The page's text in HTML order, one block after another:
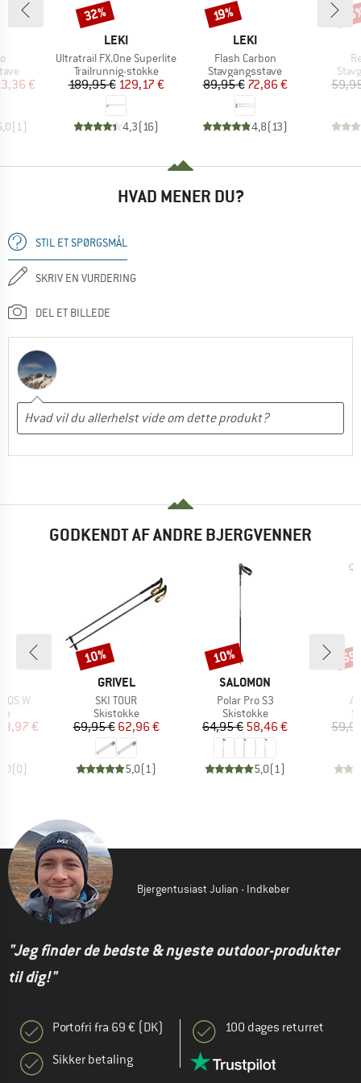
pris
€
(1 )
MÆRKE
LEKI
Artikel
Ultratrail FX.One Superlite
Produktgruppe
Trailrunnig-stokke
Pris
189,95 €Nedsat pris
129,17 €
4,3(16)
Rabat
32%
MÆRKE
LEKI
Artikel
Flash Carbon
Produktgruppe
Stavgangsstave
Pris
89,95 €Nedsat pris
72,86 €
4,8(13)
Rabat
19%
HVAD MENER DU?
STIL ET SPØRGSMÅL
SKRIV EN VURDERING
DEL ET BILLEDE
GODKENDT AF ANDRE BJERGVENNER
W
pris
€
(0)
MÆRKE
GRIVEL
Artikel
SKI TOUR
Produktgruppe
Skistokke
Pris
69,95 €Nedsat pris
62,96 €
5,0(1)
Rabat
10%
MÆRKE
SALOMON
Artikel
Polar Pro S3
Produktgruppe
Skistokke
Pris
64,95 € Nedsat pris
58,46 €
5,0(1)
Rabat
10%
Bjergentusiast Julian - Indkøber
"Jeg finder de bedste & nyeste outdoor-produkter
til dig!"
Portofri fra 69 € (DK)
Sikker betaling
100 dages returret